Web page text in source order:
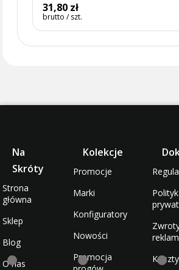
31,80 zł
brutto / szt.
Na
Skróty
Strona
główna
Sklep
Blog
O nas
Kolekcje
Promocje
Marki
Konfiguratory
Nowości
Promocja